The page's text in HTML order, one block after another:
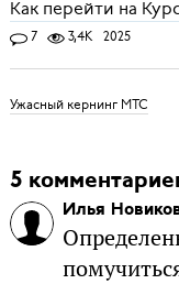
Как перейти на
7 3,4K 2025
Ужасный кернинг МТС
5
Илья